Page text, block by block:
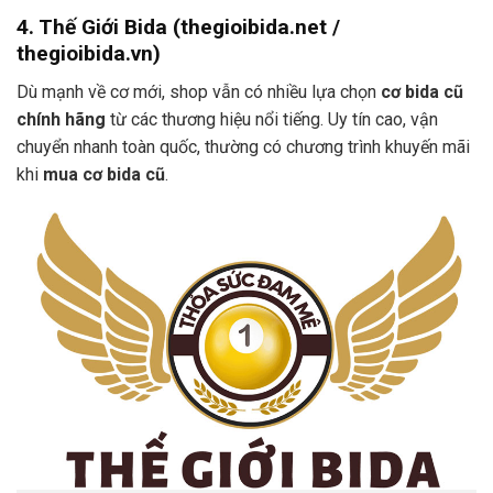
4. Thế Giới Bida (thegioibida.net /
thegioibida.vn)
Dù mạnh về cơ mới, shop vẫn có nhiều lựa chọn cơ bida cũ
chính hãng từ các thương hiệu nổi tiếng. Uy tín cao, vận
chuyển nhanh toàn quốc, thường có chương trình khuyến mãi
khi mua cơ bida cũ.